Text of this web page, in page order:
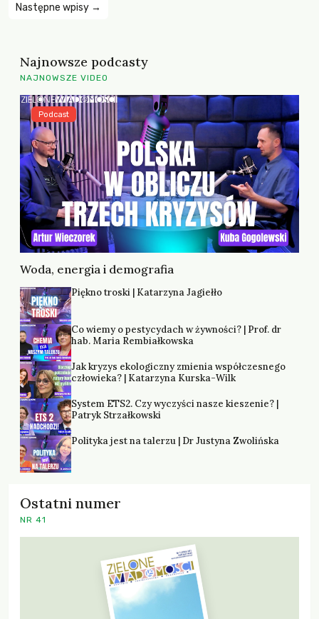
Następne wpisy →
Najnowsze podcasty
NAJNOWSZE VIDEO
Woda, energia i demografia
Podcast
Piękno troski | Katarzyna Jagiełło
Co wiemy o pestycydach w żywności? | Prof. dr
hab. Maria Rembiałkowska
Jak kryzys ekologiczny zmienia współczesnego
człowieka? | Katarzyna Kurska-Wilk
System ETS2. Czy wyczyści nasze kieszenie? |
Patryk Strzałkowski
Polityka jest na talerzu | Dr Justyna Zwolińska
Ostatni numer
NR 41